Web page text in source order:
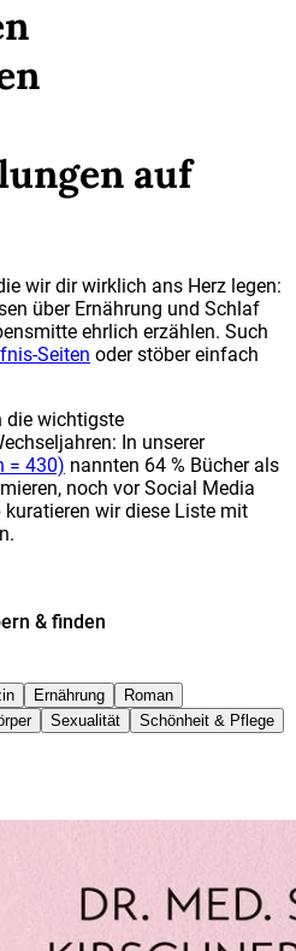
auf
wir dir wirklich ans Herz legen:
über Ernährung und Schlaf
ehrlich erzählen. Such
Seiten oder stöber einfach
die wichtigste
In unserer
= 430) nannten 64 % Bücher als
noch vor Social Media
wir diese Liste mit
& finden
Ernährung
Roman
Sexualität
Schönheit & Pflege